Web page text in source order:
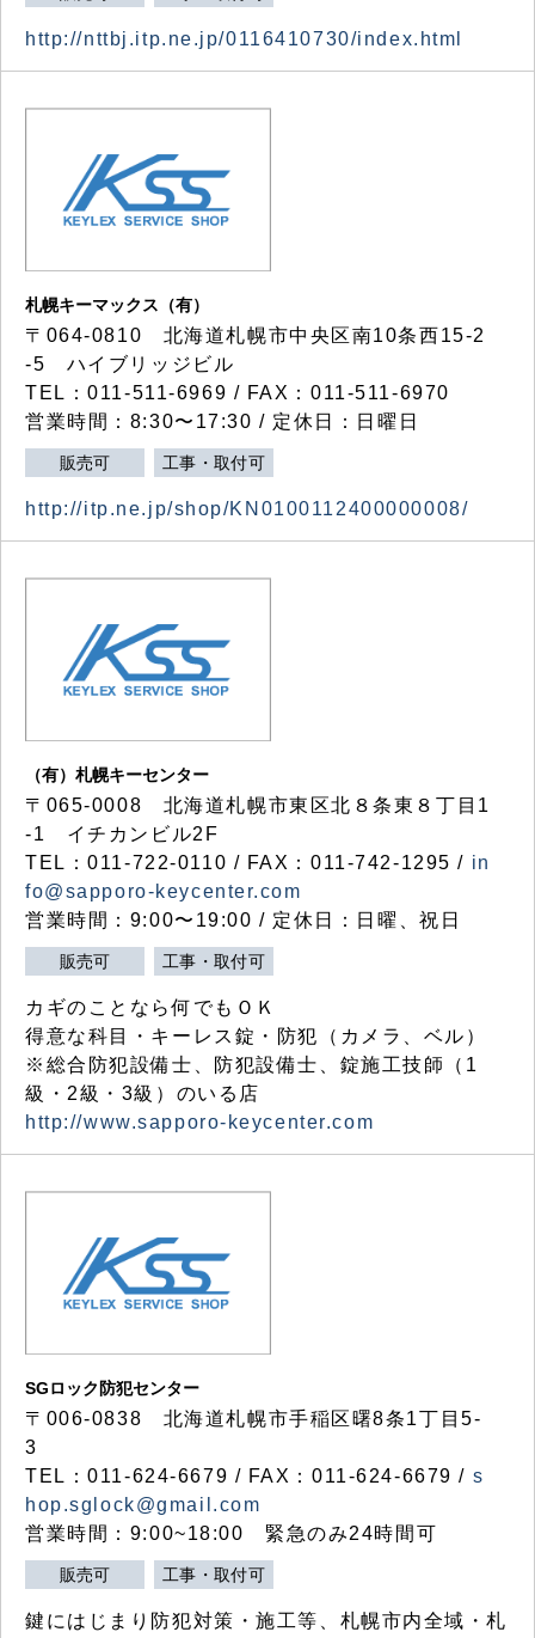
http://nttbj.itp.ne.jp/0116410730/index.html
札幌キーマックス（有）
〒064-0810 北海道札幌市中央区南10条西15-2
-5 ハイブリッジビル
TEL：011-511-6969 / FAX：011-511-6970
営業時間：8:30〜17:30 / 定休日：日曜日
販売可 工事・取付可
http://itp.ne.jp/shop/KN0100112400000008/
（有）札幌キーセンター
〒065-0008 北海道札幌市東区北８条東８丁目1
-1 イチカンビル2F
TEL：011-722-0110 / FAX：011-742-1295 / in
fo@sapporo-keycenter.com
営業時間：9:00〜19:00 / 定休日：日曜、祝日
販売可 工事・取付可
カギのことなら何でもＯＫ
得意な科目・キーレス錠・防犯（カメラ、ベル）
※総合防犯設備士、防犯設備士、錠施工技師（1
級・2級・3級）のいる店
http://www.sapporo-keycenter.com
SGロック防犯センター
〒006-0838 北海道札幌市手稲区曙8条1丁目5-
3
TEL：011-624-6679 / FAX：011-624-6679 / s
hop.sglock@gmail.com
営業時間：9:00~18:00 緊急のみ24時間可
販売可 工事・取付可
鍵にはじまり防犯対策・施工等、札幌市内全域・札